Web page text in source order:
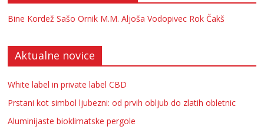
Bine Kordež Sašo Ornik M.M. Aljoša Vodopivec Rok Čakš
Aktualne novice
White label in private label CBD
Prstani kot simbol ljubezni: od prvih obljub do zlatih obletnic
Aluminijaste bioklimatske pergole